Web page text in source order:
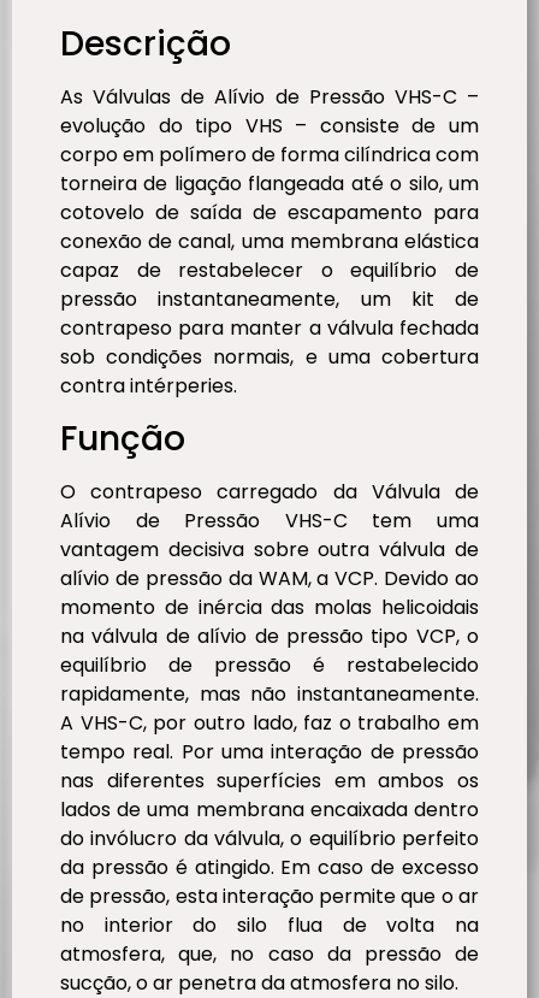
Descrição
As Válvulas de Alívio de Pressão VHS-C –
evolução do tipo VHS – consiste de um
corpo em polímero de forma cilíndrica com
torneira de ligação flangeada até o silo, um
cotovelo de saída de escapamento para
conexão de canal, uma membrana elástica
capaz de restabelecer o equilíbrio de
pressão instantaneamente, um kit de
contrapeso para manter a válvula fechada
sob condições normais, e uma cobertura
contra intérperies.
Função
O contrapeso carregado da Válvula de
Alívio de Pressão VHS-C tem uma
vantagem decisiva sobre outra válvula de
alívio de pressão da WAM, a VCP. Devido ao
momento de inércia das molas helicoidais
na válvula de alívio de pressão tipo VCP, o
equilíbrio de pressão é restabelecido
rapidamente, mas não instantaneamente.
A VHS-C, por outro lado, faz o trabalho em
tempo real. Por uma interação de pressão
nas diferentes superfícies em ambos os
lados de uma membrana encaixada dentro
do invólucro da válvula, o equilíbrio perfeito
da pressão é atingido. Em caso de excesso
de pressão, esta interação permite que o ar
no interior do silo flua de volta na
atmosfera, que, no caso da pressão de
sucção, o ar penetra da atmosfera no silo.